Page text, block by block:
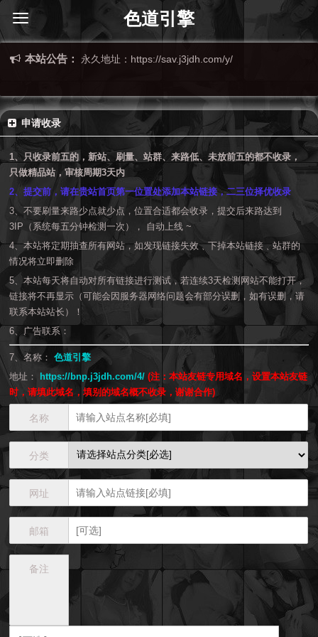
色道引擎
本站公告： 永久地址：https://sav.j3jdh.com/y/
申请收录
1、只收录前五的，新站、刷量、站群、来路低、未放前五的都不收录，
只做精品站，审核周期3天内
2、提交前，请在贵站首页第一位置处添加本站链接，二三位择优收录
3、不要刷量来路少点就少点，位置合适都会收录，提交后来路达到
3IP（系统每五分钟检测一次）， 自动上线 ~
4、本站将定期抽查所有网站，如发现链接失效﹑下掉本站链接﹑站群的
情况将立即删除
5、本站每天将自动对所有链接进行测试，若连续3天检测网站不能打开，
链接将不再显示（可能会因服务器网络问题会有部分误删，如有误删，请
联系本站站长）！
6、广告联系：
7、名称： 色道引擎
地址：
https://bnp.j3jdh.com/4/ (注：本站友链专用域名，设置本站友链
时，请填此域名，填别的域名概不收录，谢谢合作)
名称
分类
网址
邮箱
备注